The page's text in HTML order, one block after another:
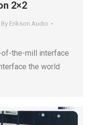
2×2
By Erikson Audio
of-the-mill interface
the world